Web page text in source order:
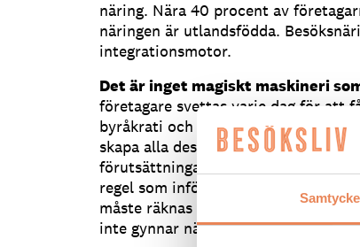
Samtycke
näring. Nära 40 procent av
näringen är utlandsfödda.
integrationsmotor.
Det är inget magiskt maskineri
företagare svettas varje dag för att
byråkrati och kundnöjdhet.
skapa alla dessa jobb är många.
förutsättningar för att få ihop alla
regel som införs i branschen måste
måste räknas på. Varje nytt
inte gynnar näringen och